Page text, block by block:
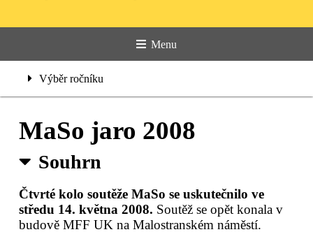
Menu
Kontakty
Výběr ročníku
MaSo jaro 2008
Souhrn
Čtvrté kolo soutěže MaSo se uskutečnilo ve
středu 14. května 2008. Soutěž se opět konala v
budově MFF UK na Malostranském náměstí.